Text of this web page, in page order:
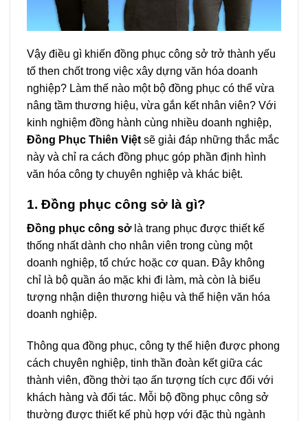
Vậy điều gì khiến đồng phục công sở trở thành yếu
tố then chốt trong việc xây dựng văn hóa doanh
nghiệp? Làm thế nào một bộ đồng phục có thể vừa
nâng tầm thương hiệu, vừa gắn kết nhân viên? Với
kinh nghiệm đồng hành cùng nhiều doanh nghiệp,
Đồng Phục Thiên Việt sẽ giải đáp những thắc mắc
này và chỉ ra cách đồng phục góp phần định hình
văn hóa công ty chuyên nghiệp và khác biệt.
1. Đồng phục công sở là gì?
Đồng phục công sởlà trang phục được thiết kế
thống nhất dành cho nhân viên trong cùng một
doanh nghiệp, tổ chức hoặc cơ quan. Đây không
chỉ là bộ quần áo mặc khi đi làm, mà còn là biểu
tượng nhận diện thương hiệu và thể hiện văn hóa
doanh nghiệp.
Thông qua đồng phục, công ty thể hiện được phong
cách chuyên nghiệp, tinh thần đoàn kết giữa các
thành viên, đồng thời tạo ấn tượng tích cực đối với
khách hàng và đối tác. Mỗi bộ đồng phục công sở
thường được thiết kế phù hợp với đặc thù ngành